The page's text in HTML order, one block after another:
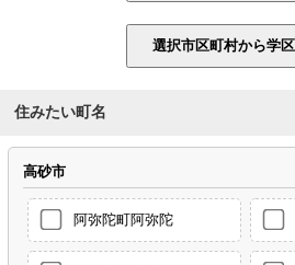
住みたい町名
高砂市
阿弥陀町阿弥陀